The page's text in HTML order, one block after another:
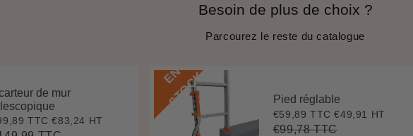
Besoin de plus de choix ?
Parcourez le reste du catalogue
de mur
TTC€99,89
€83,24 HT
E
N
S
T
O
C
K Pied réglable
Prix
réduit
€59,89 TTC€59,89
€49,91 HT
Prix
€99,78 TTC€99,78